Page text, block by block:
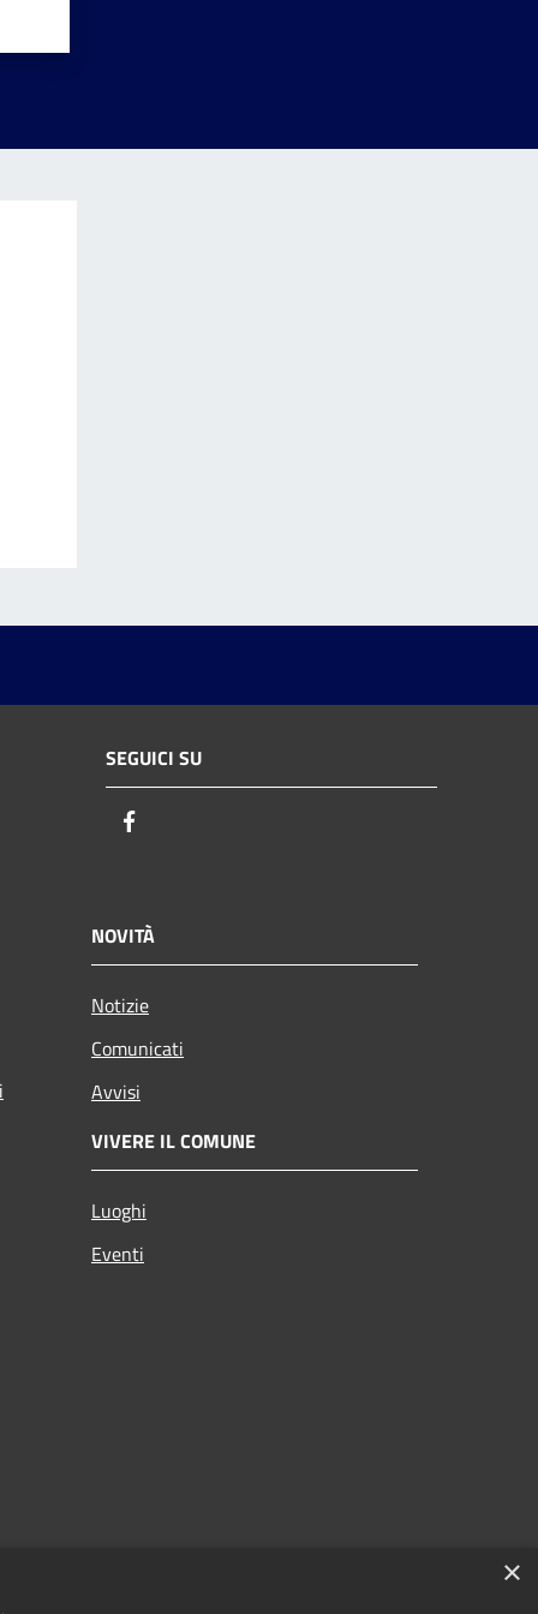
SEGUICI SU
NOVITÀ
Notizie
Comunicati
Avvisi
VIVERE IL COMUNE
Luoghi
Eventi
×